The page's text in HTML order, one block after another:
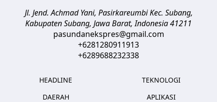
Jl. Jend. Achmad Yani, Pasirkareumbi Kec. Subang,
Kabupaten Subang, Jawa Barat,Indonesia41211
pasundanekspres@gmail.com
+6281280911913
+6289688232338
HEADLINE
DAERAH
TEKNOLOGI
APLIKASI